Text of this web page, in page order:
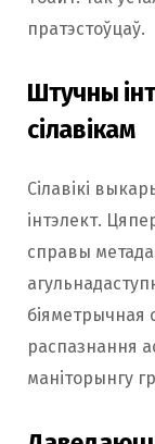
пратэстоўцаў.
Штучны
сілавікам
Сілавікі
інтэлект.
справы
біяметрычная
распазнання
маніторынгу